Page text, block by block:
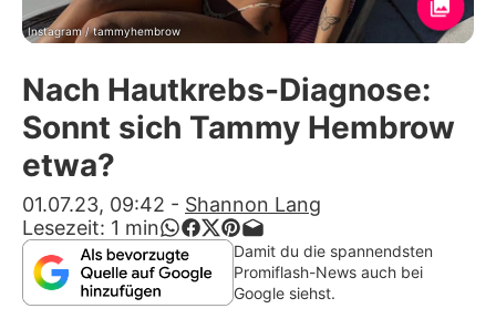
Promiflash Exklusiv
Alle Themen auf Promiflash
App runterladen
Team
Redaktionelle Richtlinien
Instagram / tammyhembrow
Nach Hautkrebs-Diagnose:
Sonnt sich Tammy Hembrow
etwa?
01.07.23, 09:42 - Shannon Lang
Lesezeit: 1 min
Damit du die spannendsten
Promiflash-News auch bei
Google siehst.